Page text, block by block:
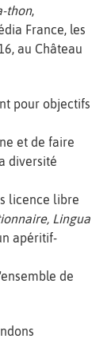
thon,
France, les
au Château
pour objectifs
et de faire
diversité
licence libre
Lingua
apéritif-
de